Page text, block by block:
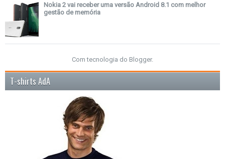
Nokia 2 vai receber uma versão Android 8.1 com melhor
gestão de memória
Com tecnologia do Blogger.
T-shirts AdA